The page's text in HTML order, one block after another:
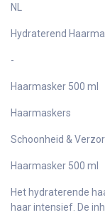
NL
Hydraterend
-
Haarmasker 500 ml
Haarmaskers
Schoonheid &
Haarmasker 500 ml
Het hydraterende
haar intensief. De